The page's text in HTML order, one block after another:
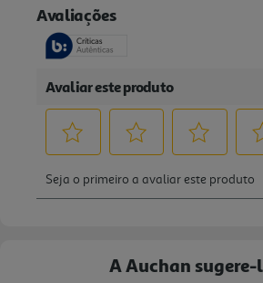
A Auchan sugere-